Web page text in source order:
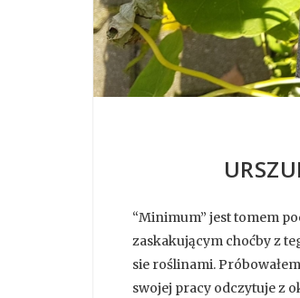
“Minimum” jest tomem
zaskakującym choćby z
sie roślinami.
swojej pracy odczytuje z